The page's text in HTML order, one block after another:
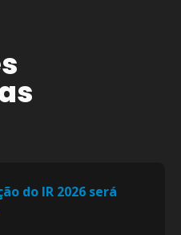
do IR 2026 será